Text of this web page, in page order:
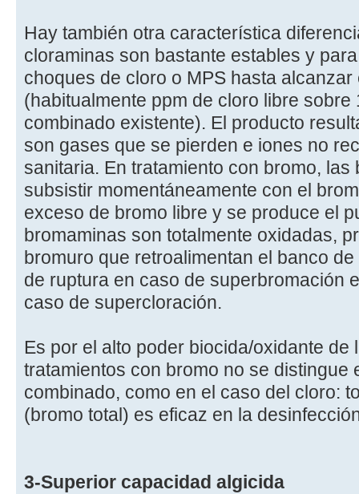
Hay también otra característica
cloraminas son bastante estables y
choques de cloro o MPS hasta
(habitualmente ppm de cloro libre
combinado existente). El producto
son gases que se pierden e iones no
sanitaria. En tratamiento con bromo,
subsistir momentáneamente con el
exceso de bromo libre y se produce el
bromaminas son totalmente oxidadas,
bromuro que retroalimentan el banco
de ruptura en caso de superbromación
caso de supercloración.
Es por el alto poder biocida/oxidante de
tratamientos con bromo no se distingue
combinado, como en el caso del cloro:
(bromo total) es eficaz en la
3-Superior capacidad algicida